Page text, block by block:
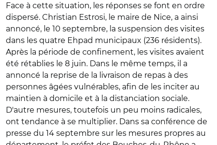
Face à cette situation, les réponses se font en ordre
dispersé. Christian Estrosi, le maire de Nice, a ainsi
annoncé, le 10 septembre, la suspension des visites
dans les quatre Ehpad municipaux (236 résidents).
Après la période de confinement, les visites avaient
été rétablies le 8 juin. Dans le même temps, il a
annoncé la reprise de la livraison de repas à des
personnes âgées vulnérables, afin de les inciter au
maintien à domicile et à la distanciation sociale.
D'autre mesures, toutefois un peu moins radicales,
ont tendance à se multiplier. Dans sa conférence de
presse du 14 septembre sur les mesures propres au